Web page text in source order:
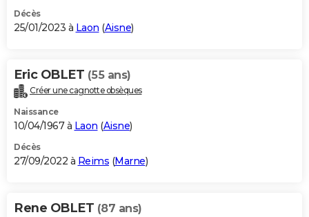
Décès
25/01/2023 à Laon (Aisne)
Eric OBLET (55 ans)
Créer une cagnotte obsèques
Naissance
10/04/1967 à Laon (Aisne)
Décès
27/09/2022 à Reims (Marne)
Rene OBLET (87 ans)